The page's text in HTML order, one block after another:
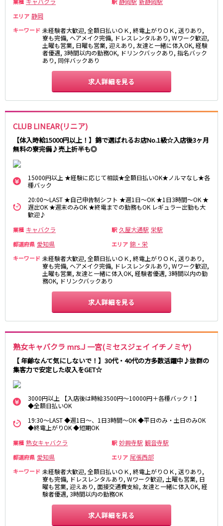
エリア 静岡
キーワード 未経験者大歓迎, 全額日払いＯＫ, 終電上がりＯＫ, 送りあり,
寮も完備, ヘアメイク完備, ドレスレンタルあり, Wワーク歓迎,
土曜も営業, 日曜も営業, 迎えあり, 友達と一緒に体入OK, 経験
者優遇, 3時間以内の勤務OK, ドリンクバックあり, 指名バック
あり, 同伴バックあり
求人詳細を見る
CLUB LINEAR(リニア)
【体入時給15000円以上！】錦で選ばれるお店No.1級☆入店後3ヶ月
無料の寮完備♪売上折半も◎
15000円以上 ★経験に応じて相談★全額日払いOK★ノルマなし★各
種バック
20:00～LAST ★自己申告制シフト ★週1日～OK ★1日3時間～OK ★
遅出OK ★週末のみOK ★終電までの勤務もOK レギュラー出勤も大
歓迎♪
業種 キャバクラ 駅 久屋大通駅 栄駅
都道府県 愛知県 エリア 錦・栄
キーワード 未経験者大歓迎, 全額日払いＯＫ, 終電上がりＯＫ, 送りあり,
寮も完備, ヘアメイク完備, ドレスレンタルあり, Wワーク歓迎,
土曜も営業, 友達と一緒に体入OK, 経験者優遇, 3時間以内の勤
務OK, ドリンクバックあり
求人詳細を見る
熟女キャバクラ mrs.J 一宮(ミセスジェイ イチノミヤ)
【 年齢なんて気にしないで！】30代・40代の方多数活躍中♪抜群の
集客力で安定した収入をGET☆
3000円以上 【入店後は時給3500円～10000円＋各種バック！】
◆全額日払いOK
19:30～LAST ◆週1日～、1日3時間～OK ◆平日のみ・土日のみOK
◆終電上がりOK ◆短期OK
業種 熟女キャバクラ 駅 妙興寺駅 観音寺駅
都道府県 愛知県 エリア 尾張西部
キーワード 未経験者大歓迎, 全額日払いＯＫ, 終電上がりＯＫ, 送りあり,
寮も完備, ドレスレンタルあり, Wワーク歓迎, 土曜も営業, 日
曜も営業, 迎えあり, 面接交通費支給, 友達と一緒に体入OK, 経
験者優遇, 3時間以内の勤務OK
求人詳細を見る